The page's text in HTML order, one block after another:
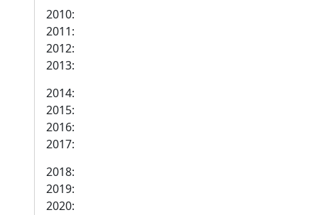
2010:
2011:
2012:
2013:
2014:
2015:
2016:
2017:
2018:
2019:
2020: